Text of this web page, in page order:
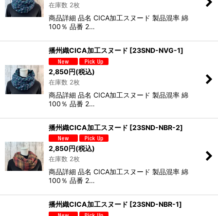
在庫数 2枚
商品詳細 品名 CICA加工スヌード 製品混率 綿
100％ 品番 2…
播州織CICA加工スヌード [23SND-NVG-1]
2,850円(税込)
在庫数 2枚
商品詳細 品名 CICA加工スヌード 製品混率 綿
100％ 品番 2…
播州織CICA加工スヌード [23SND-NBR-2]
2,850円(税込)
在庫数 2枚
商品詳細 品名 CICA加工スヌード 製品混率 綿
100％ 品番 2…
播州織CICA加工スヌード [23SND-NBR-1]